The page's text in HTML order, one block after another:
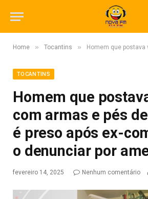
Home » Tocantins » Homem que postava vídeos com armas e pés de
TOCANTINS
Homem que
com armas e pés
é preso após ex-
o denunciar por
fevereiro 14, 2025 Nenhum comentário